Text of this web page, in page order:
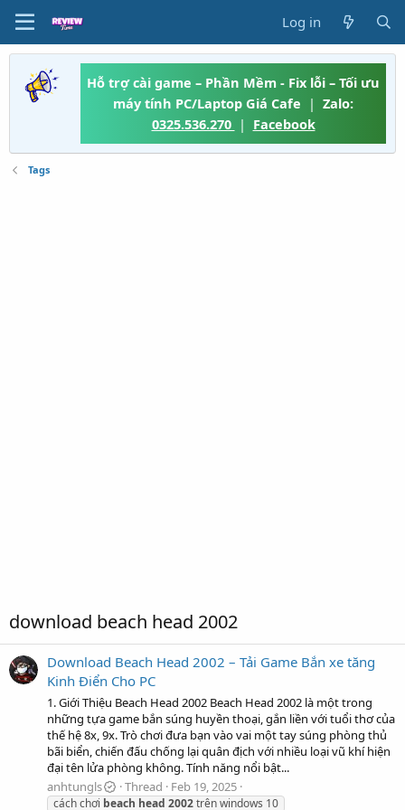
Log in
Hỗ trợ cài game – Phần Mềm - Fix lỗi – Tối ưu
máy tính PC/Laptop Giá Cafe | Zalo:
0325.536.270 | Facebook
Tags
download beach head 2002
Download Beach Head 2002 – Tải Game Bắn xe tăng
Kinh Điển Cho PC
1. Giới Thiệu Beach Head 2002 Beach Head 2002 là một trong
những tựa game bắn súng huyền thoại, gắn liền với tuổi thơ của
thế hệ 8x, 9x. Trò chơi đưa bạn vào vai một tay súng phòng thủ
bãi biển, chiến đấu chống lại quân địch với nhiều loại vũ khí hiện
đại tên lửa phòng không. Tính năng nổi bật...
anhtungls
Thread Feb 19, 2025
cách chơi beach head 2002trên windows 10